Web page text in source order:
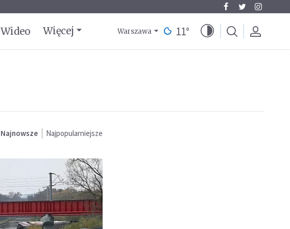
Wideo Więcej Warszawa 11°
Najnowsze Najpopularniejsze